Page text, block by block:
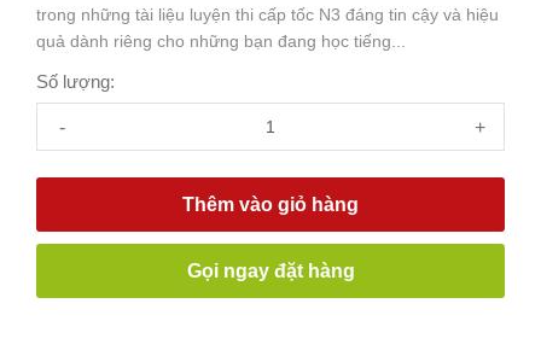
trong những tài liệu luyện thi cấp tốc N3 đáng tin cậy và hiệu
quả dành riêng cho những bạn đang học tiếng...
Số lượng:
- +
Thêm vào giỏ hàng
Gọi ngay đặt hàng